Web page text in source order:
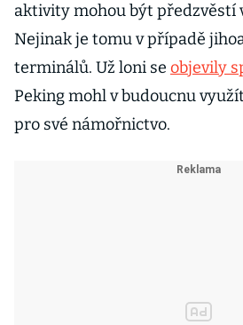
aktivity mohou být předzvěstí
Nejinak je tomu v případě
terminálů. Už loni se objevily
Peking mohl v budoucnu
pro své námořnictvo.